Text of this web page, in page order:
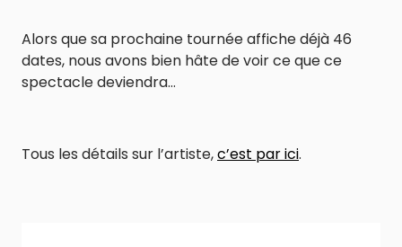
Alors que sa prochaine tournée affiche déjà 46
dates, nous avons bien hâte de voir ce que ce
spectacle deviendra…
Tous les détails sur l’artiste,c’est par ici.